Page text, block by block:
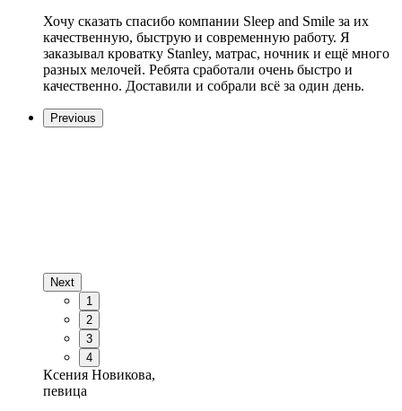
Хочу сказать спасибо компании Sleep and Smile за их
качественную, быструю и современную работу. Я
заказывал кроватку Stanley, матрас, ночник и ещё много
разных мелочей. Ребята сработали очень быстро и
качественно. Доставили и собрали всё за один день.
Previous
Next
1
2
3
4
Ксения Новикова,
певица